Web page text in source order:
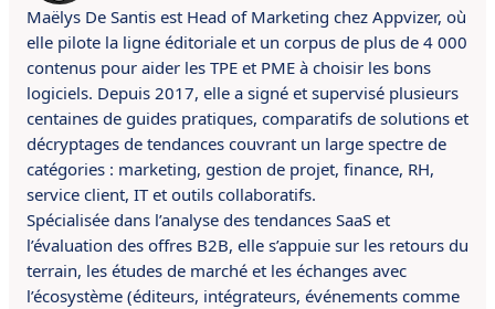
Maëlys De Santis est Head of Marketing chez Appvizer, où
elle pilote la ligne éditoriale et un corpus de plus de 4 000
contenus pour aider les TPE et PME à choisir les bons
logiciels. Depuis 2017, elle a signé et supervisé plusieurs
centaines de guides pratiques, comparatifs de solutions et
décryptages de tendances couvrant un large spectre de
catégories : marketing, gestion de projet, finance, RH,
service client, IT et outils collaboratifs.
Spécialisée dans l’analyse des tendances SaaS et
l’évaluation des offres B2B, elle s’appuie sur les retours du
terrain, les études de marché et les échanges avec
l’écosystème (éditeurs, intégrateurs, événements comme